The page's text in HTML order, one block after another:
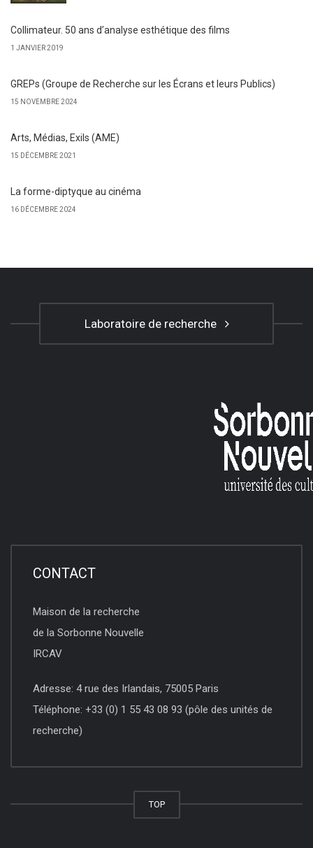
Collimateur. 50 ans d’analyse esthétique des films
1 JANVIER 2019
GREPs (Groupe de Recherche sur les Écrans et leurs Publics)
15 NOVEMBRE 2024
Arts, Médias, Exils (AME)
15 DÉCEMBRE 2021
La forme-diptyque au cinéma
16 DÉCEMBRE 2024
Laboratoire de recherche
CONTACT
Maison de la recherche
de la Sorbonne Nouvelle
IRCAV
Adresse: 4 rue des Irlandais, 75005 Paris
Téléphone: +33 (0) 1 55 43 08 93 (pôle des unités de
recherche)
TOP